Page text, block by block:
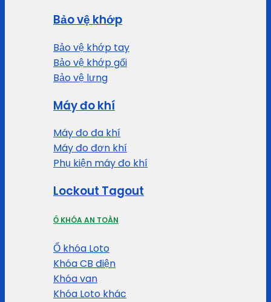
Bảo vệ khớp
Bảo vệ khớp tay
Bảo vệ khớp gối
Bảo vệ lưng
Máy đo khí
Máy đo đa khí
Máy đo đơn khí
Phụ kiện máy đo khí
Lockout Tagout
Ổ KHÓA AN TOÀN
Ổ khóa Loto
Khóa CB điện
Khóa van
Khóa Loto khác